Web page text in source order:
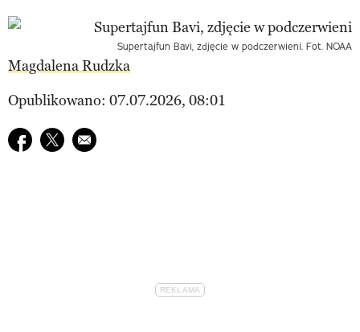
Supertajfun Bavi, zdjęcie w podczerwieni. Fot. NOAA
Magdalena Rudzka
Opublikowano: 07.07.2026, 08:01
Udostępnij na facebook
Udostępnij na twitter
E-mail do przyjaciela